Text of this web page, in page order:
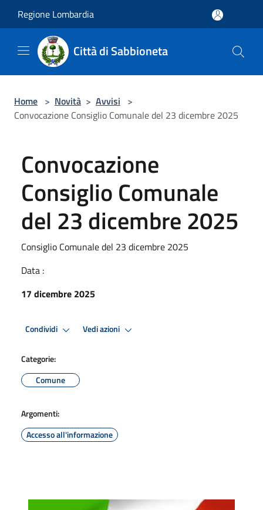
Regione Lombardia
Città di Sabbioneta
Home > Novità > Avvisi >
Convocazione Consiglio Comunale del 23 dicembre 2025
Convocazione
Consiglio Comunale
del 23 dicembre 2025
Consiglio Comunale del 23 dicembre 2025
Data :
17 dicembre 2025
Condividi Vedi azioni
Categorie:
Comune
Argomenti:
Accesso all'informazione